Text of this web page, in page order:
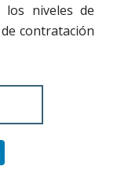
niveles de
contratación
LinkedIn